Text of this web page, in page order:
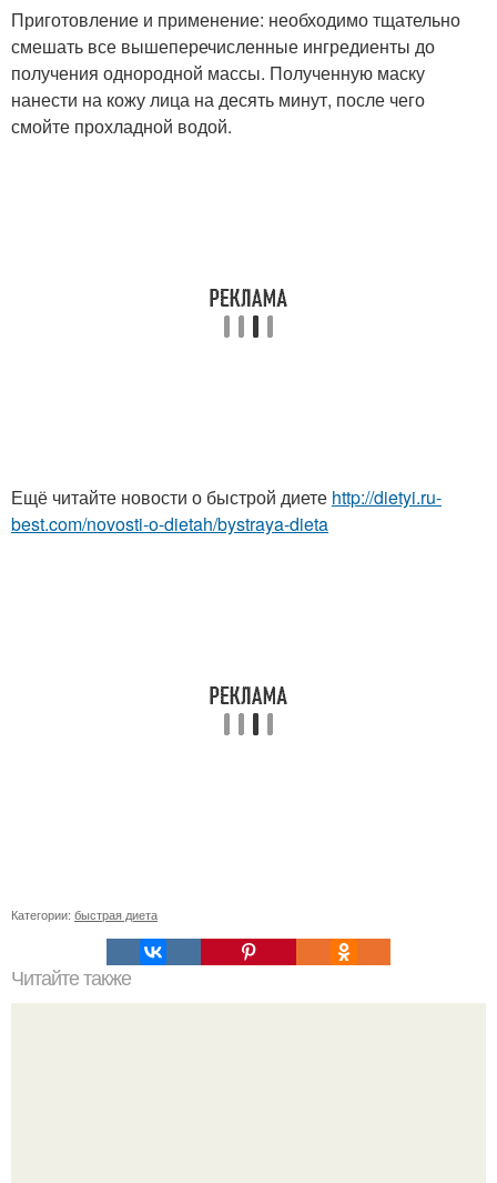
Приготовление и применение: необходимо тщательно
смешать все вышеперечисленные ингредиенты до
получения однородной массы. Полученную маску
нанести на кожу лица на десять минут, после чего
смойте прохладной водой.
Ещё читайте новости о быстрой диете http://dietyi.ru-
best.com/novosti-o-dietah/bystraya-dieta
Категории: быстрая диета
Читайте также